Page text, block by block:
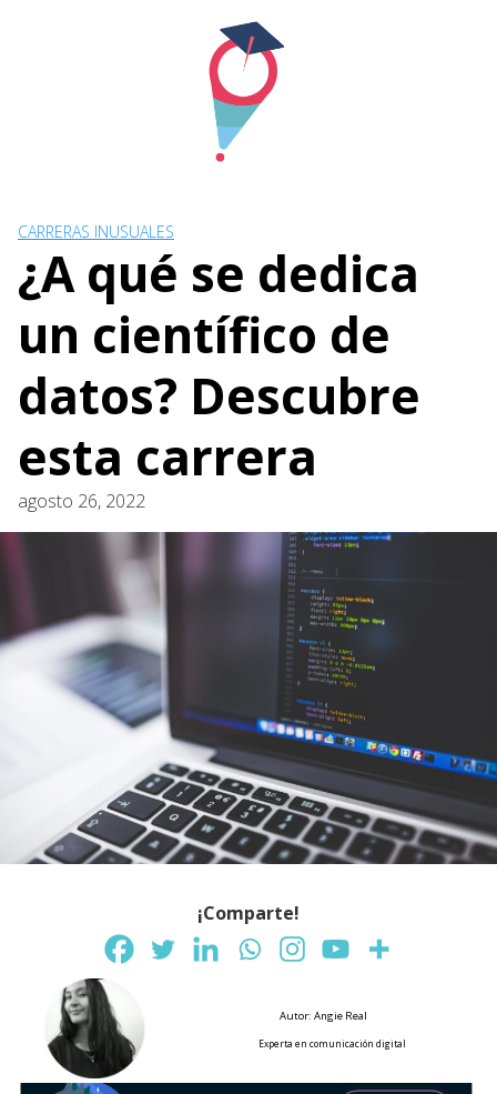
CARRERAS INUSUALES
¿A qué se dedica
un científico de
datos? Descubre
esta carrera
agosto 26, 2022
¡Comparte!
Autor: Angie Real
Experta en comunicación digital